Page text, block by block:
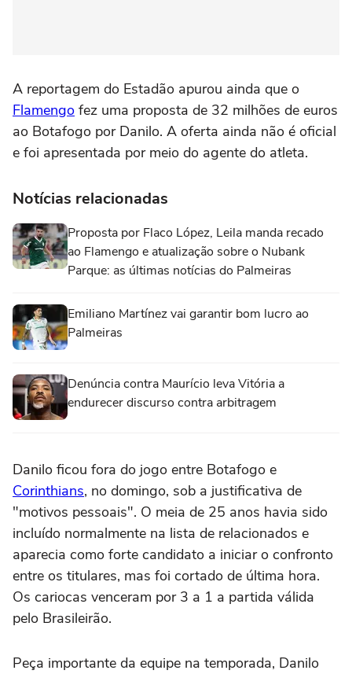
A reportagem do Estadão apurou ainda que o
Flamengo fez uma proposta de 32 milhões de euros
ao Botafogo por Danilo. A oferta ainda não é oficial
e foi apresentada por meio do agente do atleta.
Notícias relacionadas
Proposta por Flaco López, Leila manda recado
ao Flamengo e atualização sobre o Nubank
Parque: as últimas notícias do Palmeiras
Emiliano Martínez vai garantir bom lucro ao
Palmeiras
Denúncia contra Maurício leva Vitória a
endurecer discurso contra arbitragem
Danilo ficou fora do jogo entre Botafogo e
Corinthians, no domingo, sob a justificativa de
"motivos pessoais". O meia de 25 anos havia sido
incluído normalmente na lista de relacionados e
aparecia como forte candidato a iniciar o confronto
entre os titulares, mas foi cortado de última hora.
Os cariocas venceram por 3 a 1 a partida válida
pelo Brasileirão.
Peça importante da equipe na temporada, Danilo